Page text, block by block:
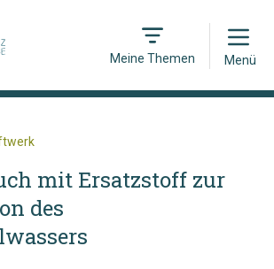
Meine Themen
Open
Menü
mit Ersatzstoff zur
des